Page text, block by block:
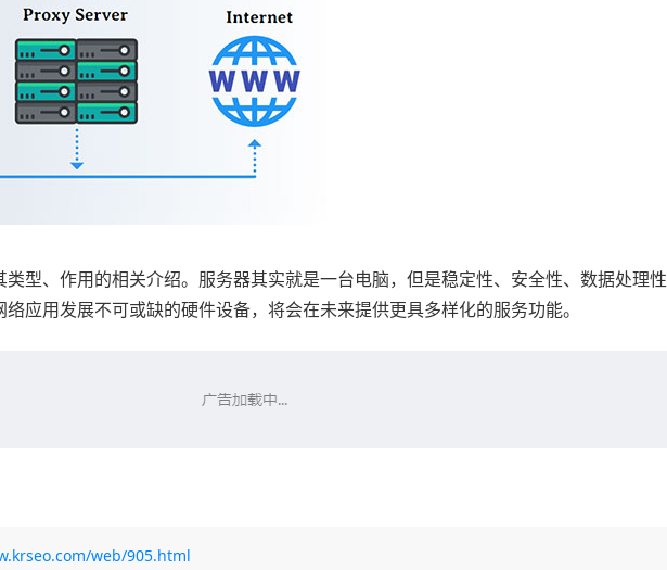
型、作用的相关介绍。服务器其实就是一台电脑，但是稳定性、安全性、数据处理性
应用发展不可或缺的硬件设备，将会在未来提供更具多样化的服务功能。
web/905.html